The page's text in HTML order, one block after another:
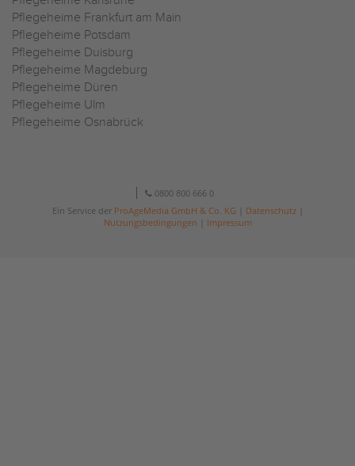
Pflegeheime Frankfurt am Main
Pflegeheime Potsdam
Pflegeheime Duisburg
Pflegeheime Magdeburg
Pflegeheime Düren
Pflegeheime Ulm
Pflegeheime Osnabrück
0800 800 666 0
Ein Service der ProAgeMedia GmbH & Co. KG Datenschutz|
Nutzungsbedingungen
Impressum